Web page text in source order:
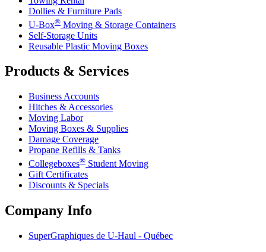
Dollies & Furniture Pads
U-Box® Moving & Storage Containers
Self-Storage Units
Reusable Plastic Moving Boxes
Products & Services
Business Accounts
Hitches & Accessories
Moving Labor
Moving Boxes & Supplies
Damage Coverage
Propane Refills & Tanks
Collegeboxes® Student Moving
Gift Certificates
Discounts & Specials
Company Info
SuperGraphiques de U-Haul - Québec